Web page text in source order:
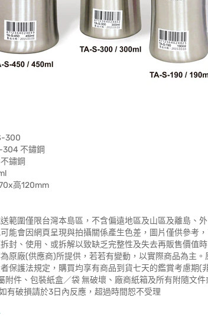
300
304 不鏽鋼
鏽鋼
高120mm
範圍僅限台灣本島區，不含偏遠地區及山區及離島、
能會因網頁呈現與拍攝關係產生色差，圖片僅供參考
封、使用、或拆解以致缺乏完整性及失去再販售價值
原廠(供應商)所提供，若若有變動，以實際商品為主
保護法規定，購買均享有商品到貨七天的鑑賞考慮期(
附件、包裝紙盒／袋 無破壞、廠商紙箱及所有附隨文
有破損請於3日內反應，超過時間恕不受理